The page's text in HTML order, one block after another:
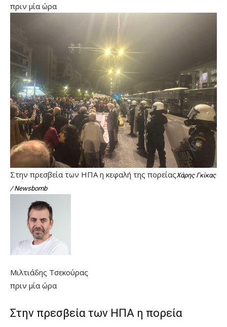
πριν μία ώρα
Στην πρεσβεία των ΗΠΑ η κεφαλή της πορείαςΧάρης Γκίκας
/ Newsbomb
Μιλτιάδης Τσεκούρας
πριν μία ώρα
Στην πρεσβεία των ΗΠΑ η πορεία